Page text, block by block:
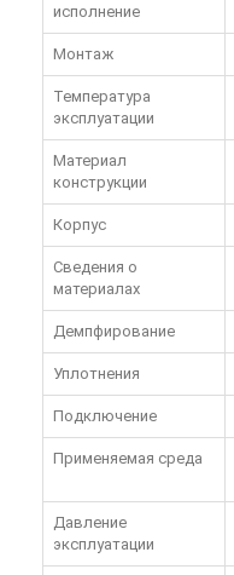
исполнение
Монтаж
Температура
эксплуатации
Материал
конструкции
Корпус
Сведения о
материалах
Демпфирование
Уплотнения
Подключение
Применяемая среда
Давление
эксплуатации